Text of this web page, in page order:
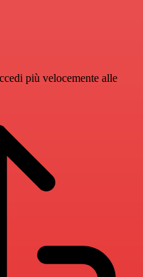
più velocemente alle